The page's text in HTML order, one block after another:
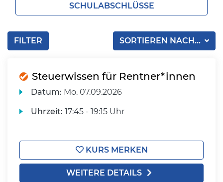
SCHULABSCHLÜSSE
SORTIEREN NACH...
FILTER
Steuerwissen für Rentner*innen
Datum: Mo. 07.09.2026
Uhrzeit: 17:45 - 19:15 Uhr
KURS MERKEN
WEITERE DETAILS